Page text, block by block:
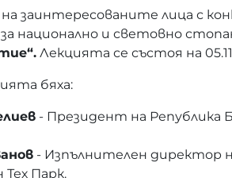
на заинтересованите лица с
национално и световно
Лекцията се състоя на
бяха:
- Президент на Република
- Изпълнителен директор
Тех Парк.